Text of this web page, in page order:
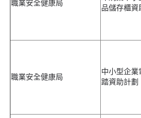
職業安全健康局
品儲存櫃資
職業安全健康局
中小型企業
踏資助計劃